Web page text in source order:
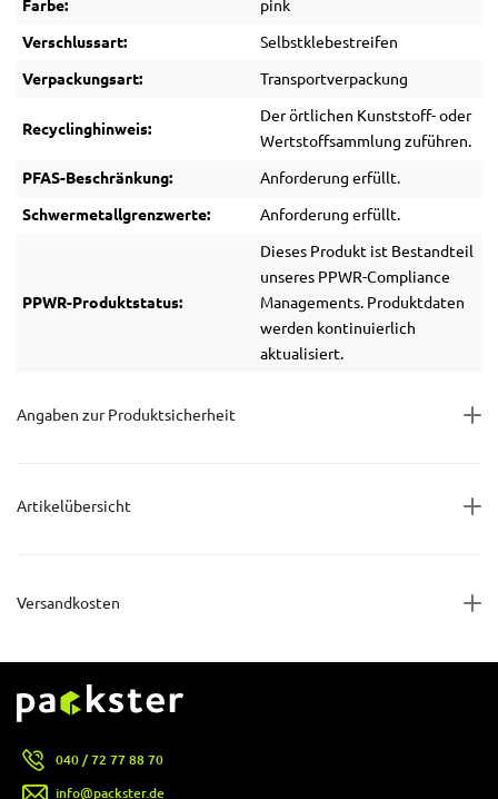
Farbe: pink
Verschlussart: Selbstklebestreifen
Verpackungsart: Transportverpackung
Recyclinghinweis:
Der örtlichen Kunststoff- oder
Wertstoffsammlung zuführen.
PFAS-Beschränkung: Anforderung erfüllt.
Schwermetallgrenzwerte: Anforderung erfüllt.
PPWR-Produktstatus:
Dieses Produkt ist Bestandteil
unseres PPWR-Compliance
Managements. Produktdaten
werden kontinuierlich
aktualisiert.
Angaben zur Produktsicherheit
Artikelübersicht
Versandkosten
040 / 72 77 88 70
info@packster.de